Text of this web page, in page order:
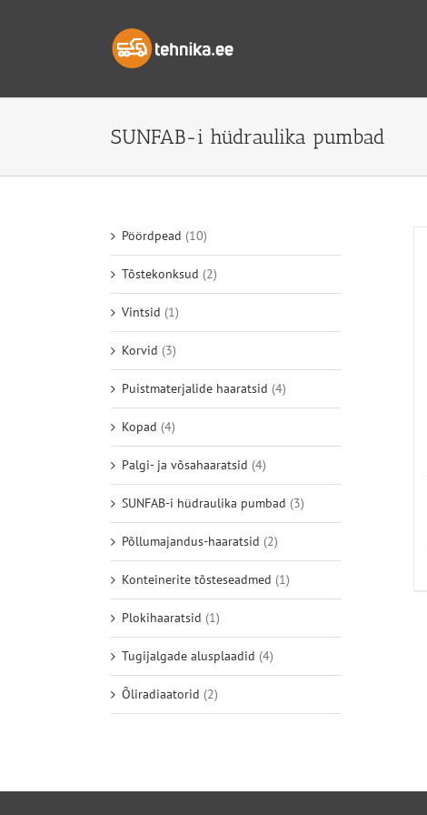
SUNFAB-i hüdraulika pumbad
Pöördpead (10)
Tõstekonksud (2)
Vintsid (1)
Korvid (3)
Puistmaterjalide haaratsid (4)
Kopad (4)
Palgi- ja võsahaaratsid (4)
SUNFAB-i hüdraulika pumbad (3)
Põllumajandus-haaratsid (2)
Konteinerite tõsteseadmed (1)
Plokihaaratsid (1)
Tugijalgade alusplaadid (4)
Õliradiaatorid (2)